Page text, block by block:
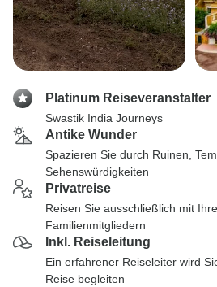
Platinum Reiseveranstalter
Swastik India Journeys
Antike Wunder
Spazieren Sie durch Ruinen,
Sehenswürdigkeiten
Privatreise
Reisen Sie ausschließlich mit
Familienmitgliedern
Inkl. Reiseleitung
Ein erfahrener Reiseleiter wird
Reise begleiten